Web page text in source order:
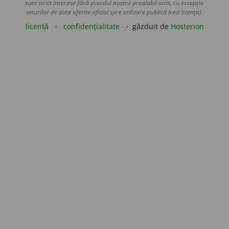
sunt strict interzise fără acordul nostru prealabil scris, cu excepția
seturilor de date oferite oficial spre utilizare publică (vezi licența).
licență confidențialitate găzduit de Hosterion